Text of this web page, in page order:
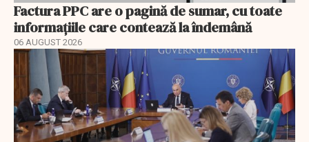
Factura PPC are o pagină de sumar, cu toate
informațiile care contează la îndemână
06 AUGUST 2026